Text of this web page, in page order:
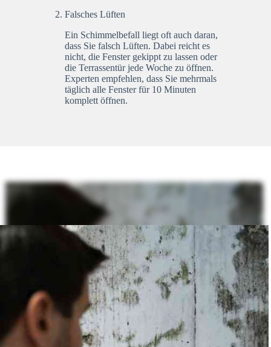
Falsches Lüften
Ein Schimmelbefall liegt oft auch daran,
dass Sie falsch Lüften. Dabei reicht es
nicht, die Fenster gekippt zu lassen oder
die Terrassentür jede Woche zu öffnen.
Experten empfehlen, dass Sie mehrmals
täglich alle Fenster für 10 Minuten
komplett öffnen.